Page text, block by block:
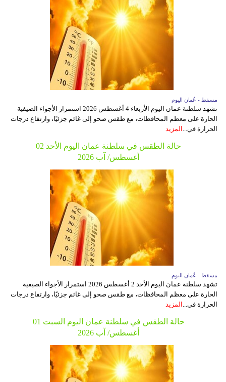
أبراج
مسقط - عُمان اليوم
تشهد سلطنة عمان اليوم الأربعاء 4 أغسطس 2026 استمرار الأجواء الصيفية
الحارة على معظم المحافظات، مع طقس صحو إلى غائم جزئيًا، وارتفاع درجات
الحرارة في... المزيد
حالة الطقس في سلطنة عمان اليوم الأحد 02
أغسطس/ آب 2026
مسقط - عُمان اليوم
تشهد سلطنة عمان اليوم الأحد 2 أغسطس 2026 استمرار الأجواء الصيفية
الحارة على معظم المحافظات، مع طقس صحو إلى غائم جزئيًا، وارتفاع درجات
الحرارة في... المزيد
حالة الطقس في سلطنة عمان اليوم السبت 01
أغسطس/ آب 2026